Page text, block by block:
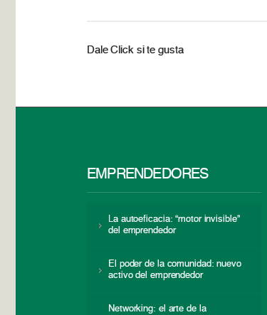
Dale Click si te gusta
EMPRENDEDORES
La autoeficacia: “motor invisible”
del emprendedor
El poder de la comunidad: nuevo
activo del emprendedor
Networking: el arte de la